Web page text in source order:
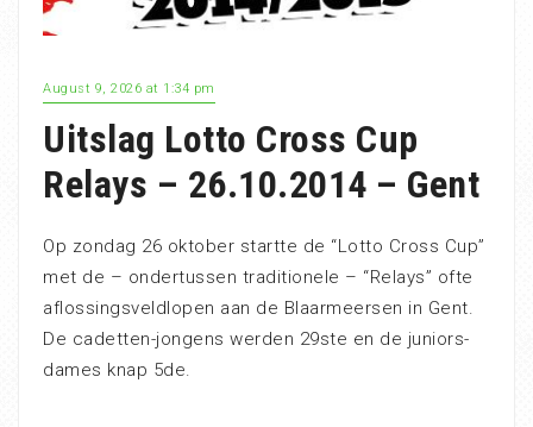
August 9, 2026 at 1:34 pm
Uitslag Lotto Cross Cup
Relays – 26.10.2014 – Gent
Op zondag 26 oktober startte de “Lotto Cross Cup”
met de – ondertussen traditionele – “Relays” ofte
aflossingsveldlopen aan de Blaarmeersen in Gent.
De cadetten-jongens werden 29ste en de juniors-
dames knap 5de.